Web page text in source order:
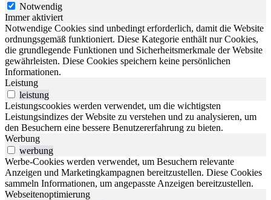
Notwendig
Immer aktiviert
Notwendige Cookies sind unbedingt erforderlich, damit die Website
ordnungsgemäß funktioniert. Diese Kategorie enthält nur Cookies,
die grundlegende Funktionen und Sicherheitsmerkmale der Website
gewährleisten. Diese Cookies speichern keine persönlichen
Informationen.
Leistung
leistung
Leistungscookies werden verwendet, um die wichtigsten
Leistungsindizes der Website zu verstehen und zu analysieren, um
den Besuchern eine bessere Benutzererfahrung zu bieten.
Werbung
werbung
Werbe-Cookies werden verwendet, um Besuchern relevante
Anzeigen und Marketingkampagnen bereitzustellen. Diese Cookies
sammeln Informationen, um angepasste Anzeigen bereitzustellen.
Webseitenoptimierung